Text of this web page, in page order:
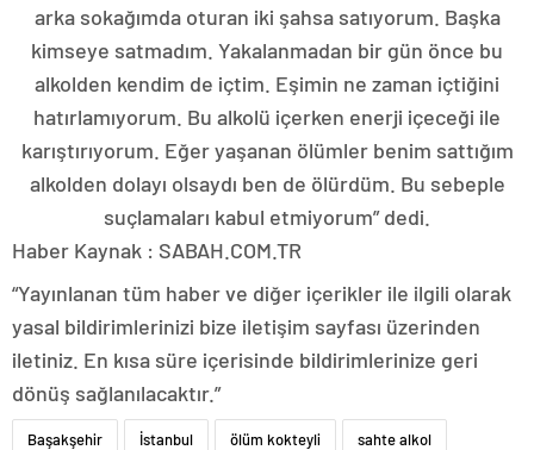
arka sokağımda oturan iki şahsa satıyorum. Başka
kimseye satmadım. Yakalanmadan bir gün önce bu
alkolden kendim de içtim. Eşimin ne zaman içtiğini
hatırlamıyorum. Bu alkolü içerken enerji içeceği ile
karıştırıyorum. Eğer yaşanan ölümler benim sattığım
alkolden dolayı olsaydı ben de ölürdüm. Bu sebeple
suçlamaları kabul etmiyorum” dedi.
Haber Kaynak : SABAH.COM.TR
“Yayınlanan tüm haber ve diğer içerikler ile ilgili olarak
yasal bildirimlerinizi bize iletişim sayfası üzerinden
iletiniz. En kısa süre içerisinde bildirimlerinize geri
dönüş sağlanılacaktır.”
Başakşehir İstanbul ölüm kokteyli sahte alkol